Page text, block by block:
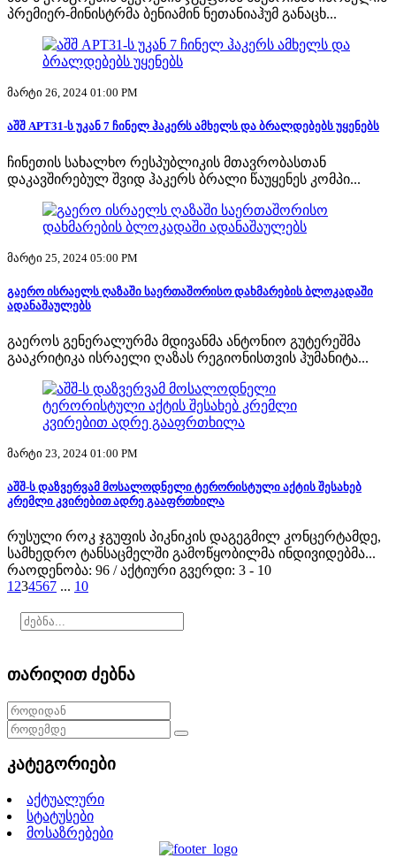
პრემიერ-მინისტრმა ბენიამინ ნეთანიაჰუმ განაცხ...
მარტი 26, 2024 01:00 PM
აშშ APT31-ს უკან 7 ჩინელ ჰაკერს ამხელს და ბრალდებებს უყენებს
ჩინეთის სახალხო რესპუბლიკის მთავრობასთან
დაკავშირებულ შვიდ ჰაკერს ბრალი წაუყენეს კომპი...
მარტი 25, 2024 05:00 PM
გაერო ისრაელს ღაზაში საერთაშორისო დახმარების ბლოკადაში
ადანაშაულებს
გაეროს გენერალურმა მდივანმა ანტონიო გუტერეშმა
გააკრიტიკა ისრაელი ღაზას რეგიონისთვის ჰუმანიტა...
მარტი 23, 2024 01:00 PM
აშშ-ს დაზვერვამ მოსალოდნელი ტერორისტული აქტის შესახებ
კრემლი კვირებით ადრე გააფრთხილა
რუსული როკ ჯგუფის პიკნიკის დაგეგმილ კონცერტამდე,
სამხედრო ტანსაცმელში გამოწყობილმა ინდივიდებმა...
რაოდენობა: 96 / აქტიური გვერდი: 3 - 10
1 234567 ... 10
თარიღით ძებნა
კატეგორიები
აქტუალური
სტატუსები
მოსაზრებები